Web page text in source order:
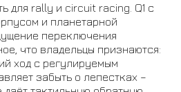
для rally и circuit racing. Q1 с
и планетарной
переключения
что владельцы признаются:
ход с регулируемым
забыть о лепестках –